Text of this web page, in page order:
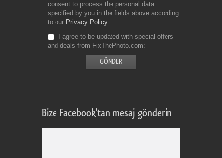
consent to process the personal data
specified by you in the fields above according
to our Privacy Policy
I agree to be updated with special offers
and deals from FixThePhoto.com
Bize Facebook'tan mesaj gönderin